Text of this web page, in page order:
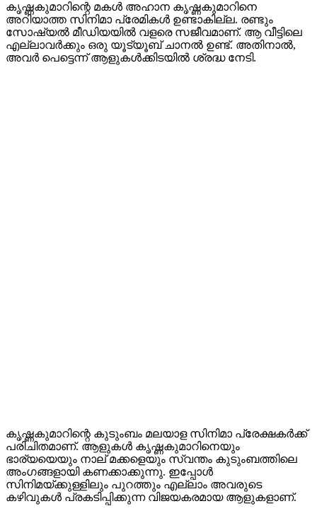
കൃഷ്ണകുമാറിന്റെ മകൾ അഹാന കൃഷ്ണകുമാറിനെ
അറിയാത്ത സിനിമാ പ്രേമികൾ ഉണ്ടാകില്ല. രണ്ടും
സോഷ്യൽ മീഡിയയിൽ വളരെ സജീവമാണ്. ആ വീട്ടിലെ
എല്ലാവർക്കും ഒരു യൂട്യൂബ് ചാനൽ ഉണ്ട്. അതിനാൽ,
അവർ പെട്ടെന്ന് ആളുകൾക്കിടയിൽ ശ്രദ്ധ നേടി.
കൃഷ്ണകുമാറിന്റെ കുടുംബം മലയാള സിനിമാ പ്രേക്ഷകർക്ക്
പരിചിതമാണ്. ആളുകൾ കൃഷ്ണകുമാറിനെയും
ഭാര്യയെയും നാല് മക്കളെയും സ്വന്തം കുടുംബത്തിലെ
അംഗങ്ങളായി കണക്കാക്കുന്നു. ഇപ്പോൾ
സിനിമയ്ക്കുള്ളിലും പുറത്തും എല്ലാം അവരുടെ
കഴിവുകൾ പ്രകടിപ്പിക്കുന്ന വിജയകരമായ ആളുകളാണ്.